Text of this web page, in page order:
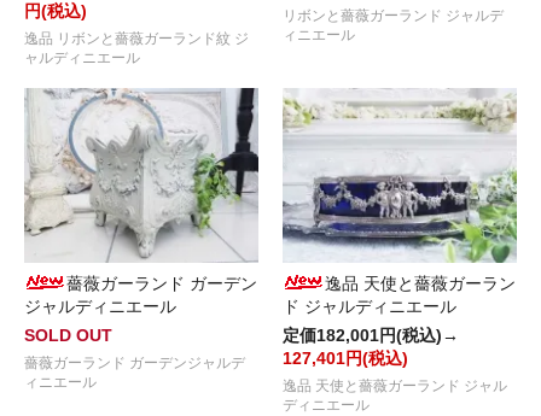
円(税込)
逸品 リボンと薔薇ガーランド紋 ジ
ャルディニエール
リボンと薔薇ガーランド ジャルデ
ィニエール
薔薇ガーランド ガーデン
ジャルディニエール
SOLD OUT
薔薇ガーランド ガーデンジャルデ
ィニエール
逸品 天使と薔薇ガーラン
ド ジャルディニエール
定価182,001円(税込)→
127,401円(税込)
逸品 天使と薔薇ガーランド ジャル
ディニエール